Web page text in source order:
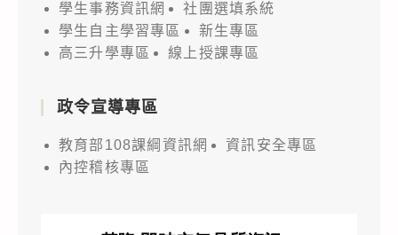
學生事務資訊網
社團選填系統
學生自主學習專區
新生專區
高三升學專區
線上授課專區
政令宣導專區
教育部108課綱資訊網
資訊安全專區
內控稽核專區